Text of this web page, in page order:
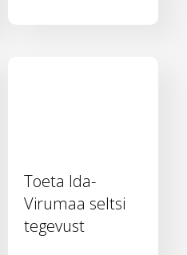
Toeta Ida-
Virumaa seltsi
tegevust